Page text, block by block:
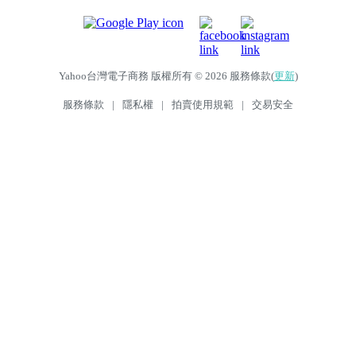
Yahoo台灣電子商務 版權所有 © 2026 服務條款(更新)
服務條款 | 隱私權 | 拍賣使用規範 | 交易安全